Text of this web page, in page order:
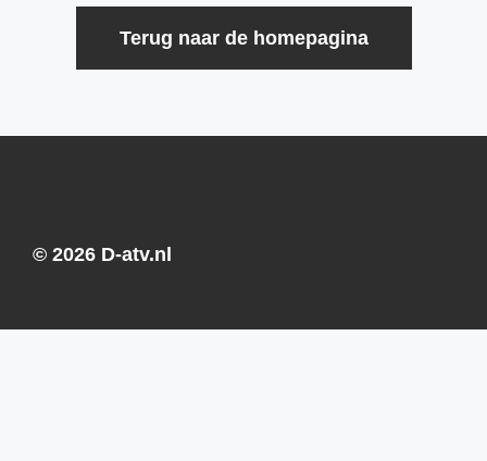
Terug naar de homepagina
© 2026 D-atv.nl